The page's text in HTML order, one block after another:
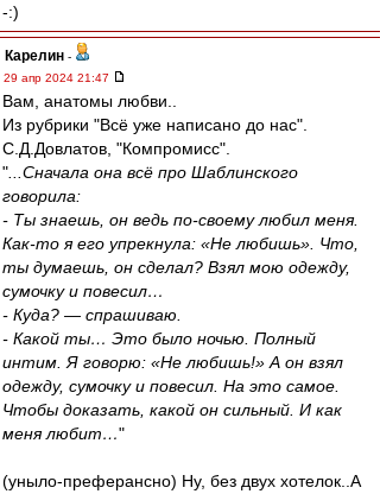
-:)
Карелин -
29 апр 2024 21:47
Вам, анатомы любви..
Из рубрики "Всё уже написано до нас".
С.Д.Довлатов, "Компромисс".
" ...Сначала она всё про Шаблинского
говорила:
- Ты знаешь, он ведь по-своему любил меня.
Как-то я его упрекнула: «Не любишь». Что,
ты думаешь, он сделал? Взял мою одежду,
сумочку и повесил…
- Куда? — спрашиваю.
- Какой ты… Это было ночью. Полный
интим. Я говорю: «Не любишь!» А он взял
одежду, сумочку и повесил. На это самое.
Чтобы доказать, какой он сильный. И как
меня любит…"
(уныло-преферансно) Ну, без двух хотелок..А